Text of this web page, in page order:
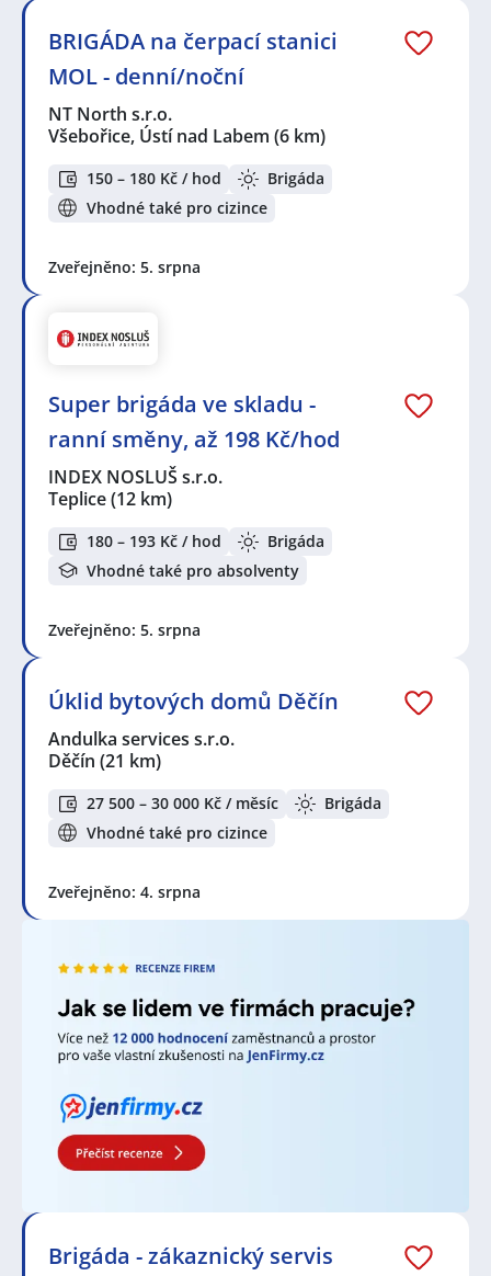
KPK sport s.r.o.
INDEX NOSLUŠ s.r.o.,Andulka services s.r.o.
BYTOS
Louny s.r.o., Správná databáze s.r.o. ,Kaufland Česká
republika v.o.s.,McDonald`s ČR spol. s r.o.
bezpečnostní služba s.r.o.
Services s.r.o.
Seznam lokalit v zobrazených inzerátech:
Celá ČR ,Velvěty, Rtyně nad Bílinou,Všebořice, Ústí
nad Labem,Teplice,Děčín,Louny
BRIGÁDA na čerpací stanici
MOL - denní/noční
NT North s.r.o.
Všebořice, Ústí nad Labem (6 km)
150 – 180 Kč / hod
Brigáda
Vhodné také pro cizince
Zveřejněno: 5. srpna
Super brigáda ve skladu -
ranní směny, až 198 Kč/hod
INDEX NOSLUŠ s.r.o.
Teplice(12 km)
180 – 193 Kč / hod
Brigáda
Vhodné také pro absolventy
Zveřejněno: 5. srpna
Úklid bytových domů Děčín
Andulka services s.r.o.
Děčín (21 km)
27 500 – 30 000 Kč / měsíc
Brigáda
Vhodné také pro cizince
Zveřejněno: 4. srpna
Brigáda - zákaznický servis